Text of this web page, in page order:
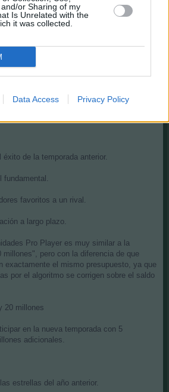
or Sharing of my
Is Unrelated with the
it was collected.
Data Access Privacy Policy
y recibirás un nuevo equipo de 15
también se eliminará y se recibirás 45
equipo que te haya tocado.
de la temporada anterior.
favoritos a un rival.
a largo plazo.
Pro Player es muy similar a la
millones", pero con la diferencia de que
exactamente el mismo presupuesto, ya que
por el algoritmo se corrigen sobre el saldo
20 millones
en la nueva temporada con 5
adicionales.
estrellas del año anterior.